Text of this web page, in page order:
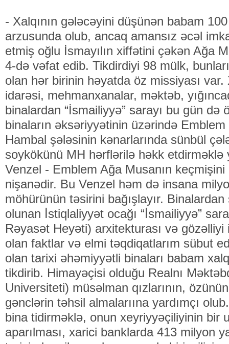
- Xalqının gələcəyini düşünən babam
arzusunda olub, ancaq amansız əcəl
etmiş oğlu İsmayılın xiffətini çəkən Ağa
4-də vəfat edib. Tikdirdiyi 98 mülk,
olan hər birinin həyatda öz missiyası
idarəsi, mehmanxanalar, məktəb,
binalardan “İsmailiyyə” sarayı bu gün
binaların əksəriyyətinin üzərində
Hambal şələsinin kənarlarında sünbül
soykökünü MH hərflərilə həkk etdirməklə
Venzel - Emblem Ağa Musanın keçmişini
nişanədir. Bu Venzel həm də insana
möhürünün təsirini bağışlayır.
olunan İstiqlaliyyət ocağı “İsmailiyyə”
Rəyasət Heyəti) arxitekturası və
olan faktlar və elmi təqdiqatlarım sübut
olan tarixi əhəmiyyətli binaları babam
tikdirib. Himayəçisi olduğu Realnı
Universiteti) müsəlman qızlarının,
gənclərin təhsil almalarıına yardımçı
bina tidirməklə, onun xeyriyyəçiliyinin bir
aparılması, xarici banklarda 413 milyon